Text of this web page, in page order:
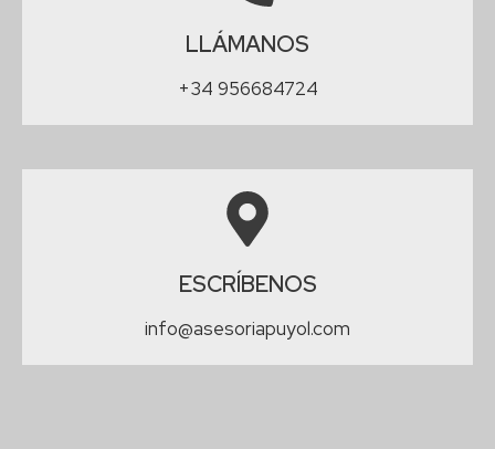
LLÁMANOS
+34 956684724
ESCRÍBENOS
info@asesoriapuyol.com